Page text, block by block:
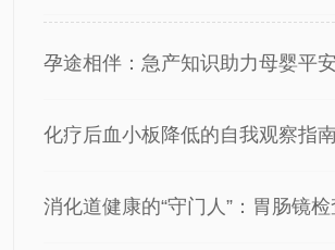
孕途相伴：急产知识助力母婴平安
化疗后血小板降低的自我观察指南
消化道健康的“守门人”：胃肠镜